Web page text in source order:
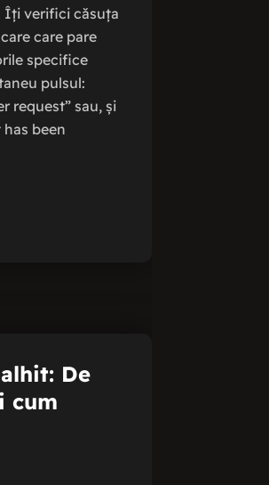
Îți verifici căsuța
care pare
specifice
pulsul:
request” sau, și
been
De
cum